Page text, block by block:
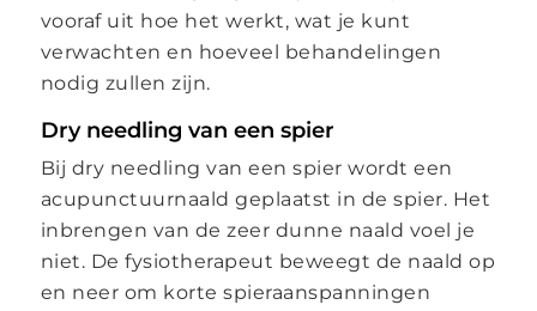
vooraf uit hoe het werkt, wat je kunt
verwachten en hoeveel behandelingen
nodig zullen zijn.
Dry needling van een spier
Bij dry needling van een spier wordt een
acupunctuurnaald geplaatst in de spier. Het
inbrengen van de zeer dunne naald voel je
niet. De fysiotherapeut beweegt de naald op
en neer om korte spieraanspanningen